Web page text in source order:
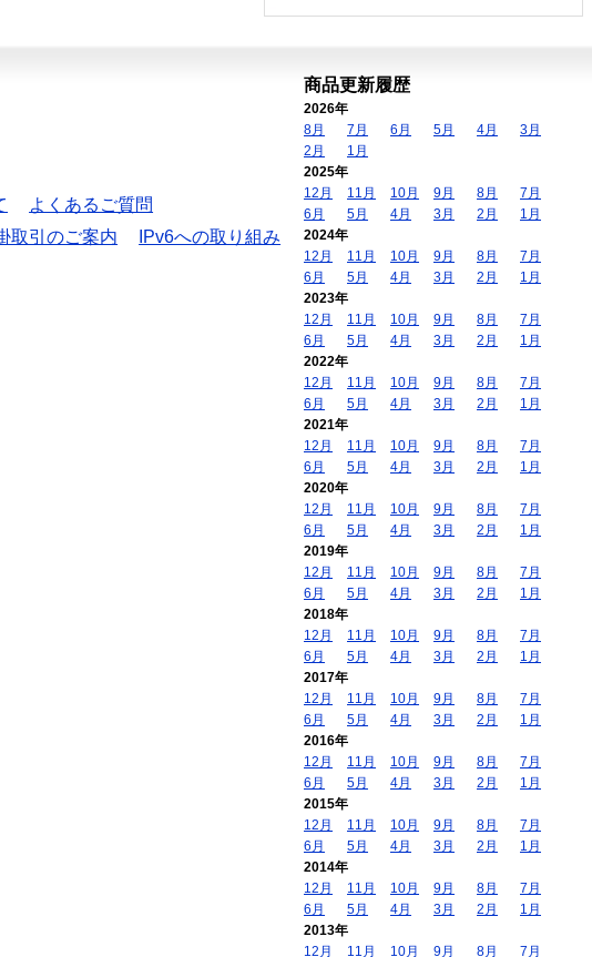
よくあるご質問
取引のご案内
IPv6への取り組み
商品更新履歴
2026年
8月
7月 6月 5月 4月
3月
2月
1月
2025年
12月
11月 10月 9月 8月
7月
6月
5月 4月 3月 2月
1月
2024年
12月
11月 10月 9月 8月
7月
6月
5月 4月 3月 2月
1月
2023年
12月
11月 10月 9月 8月
7月
6月
5月 4月 3月 2月
1月
2022年
12月
11月 10月 9月 8月
7月
6月
5月 4月 3月 2月
1月
2021年
12月
11月 10月 9月 8月
7月
6月
5月 4月 3月 2月
1月
2020年
12月
11月 10月 9月 8月
7月
6月
5月 4月 3月 2月
1月
2019年
12月
11月 10月 9月 8月
7月
6月
5月 4月 3月 2月
1月
2018年
12月
11月 10月 9月 8月
7月
6月
5月 4月 3月 2月
1月
2017年
12月
11月 10月 9月 8月
7月
6月
5月 4月 3月 2月
1月
2016年
12月
11月 10月 9月 8月
7月
6月
5月 4月 3月 2月
1月
2015年
12月
11月 10月 9月 8月
7月
6月
5月 4月 3月 2月
1月
2014年
12月
11月 10月 9月 8月
7月
6月
5月 4月 3月 2月
1月
2013年
12月
11月 10月 9月 8月 7月